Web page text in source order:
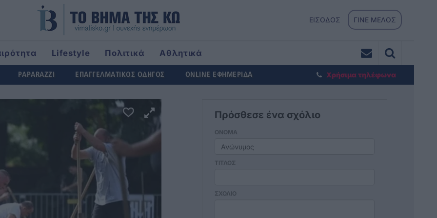
ΕΙΣΟΔΟΣ ΓΙΝΕ ΜΕΛΟΣ
Lifestyle Πολιτικά
Αθλητικά
PAPARAZZI ΕΠΑΓΓΕΛΜΑΤΙΚΟΣ ΟΔΗΓΟΣ ONLINE ΕΦΗΜΕΡΙΔΑ Χρήσιμα τηλέφωνα
Πρόσθεσε ένα σχόλιο
ΟΝΟΜΑ
ΤΙΤΛΟΣ
ΣΧΟΛΙΟ